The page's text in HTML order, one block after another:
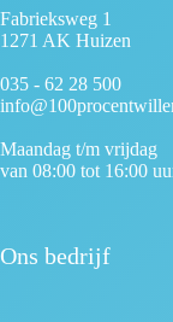
Fabrieksweg 1
1271 AK Huizen
035 - 62 28 500
Maandag t/m vrijdag
van 08:00 tot 16:00
Ons bedrijf